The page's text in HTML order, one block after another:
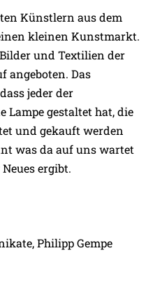
Künstlern aus dem
kleinen Kunstmarkt.
und Textilien der
angeboten. Das
jeder der
Lampe gestaltet hat, die
und gekauft werden
was da auf uns wartet
ergibt.
Philipp Gempe